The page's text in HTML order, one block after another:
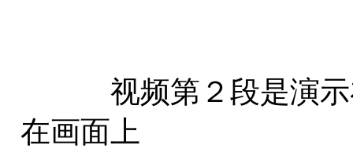
视频第２段是演示
在画面上